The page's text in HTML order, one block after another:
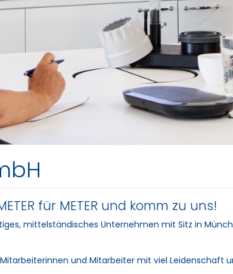
für METER und komm zu uns!
mittelständisches Unternehmen mit Sitz in
und Mitarbeiter mit viel Leidenschaft